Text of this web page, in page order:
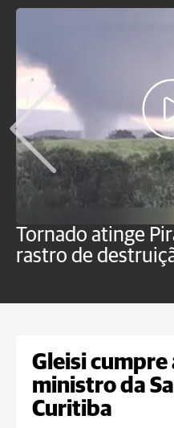
Tornado atinge
rastro de
Gleisi cumpre
ministro da
Curitiba